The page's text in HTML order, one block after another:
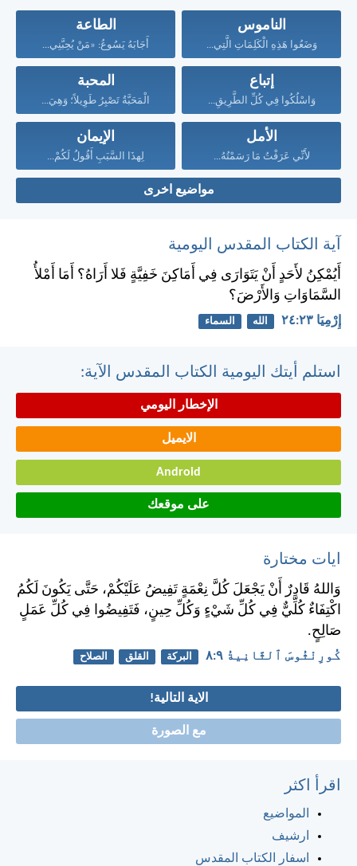
الناموس
وَضَعُوا هَذِهِ الْكَلِمَاتِ الَّتِي...
الطاعة
أَجَابَهُ يَسُوعُ: «مَنْ يُحِبَّنِي...
إتباع
وَاسْلُكُوا فِي كُلِّ الطَّرِيقِ...
المحبة
الْمَحَبَّةُ تَصْبِرُ طَوِيلاً؛ وَهِيَ...
الأمل
لأَنِّي عَرَفْتُ مَا رَسَمْتُهُ...
الإيمان
لِهذَا السَّبَبِ أَقُولُ لَكُمْ...
مواضيع اخرى
آية الكتاب المقدس اليومية
أَيُمْكِنُ لأَحَدٍ أَنْ يَتَوَارَى فِي أَمَاكِنَ خَفِيَّةٍ فَلا أَرَاهُ؟ أَمَا أَمْلأُ
السَّمَاوَاتِ وَالأَرْضَ؟
إِرْمِيَا ٢٣:‏٢٤ الله السماء
استلم أيتك اليومية الكتاب المقدس الآية:
الإخطار اليومي
الايميل
Android
على موقعك
ايات مختارة
وَاللهُ قَادِرٌ أَنْ يَجْعَلَ كُلَّ نِعْمَةٍ تَفِيضُ عَلَيْكُمْ، حَتَّى يَكُونَ لَكُمُ
اكْتِفَاءٌ كُلِّيٌّ فِي كُلِّ شَيْءٍ وَكُلِّ حِينٍ، فَتَفِيضُوا فِي كُلِّ عَمَلٍ
صَالِحٍ.
كُورِنْثُوسَ ٱلثَّانِيةُ ٩:‏٨ البركة القلق الصلاح
الاية التالية!
مع الصورة
اقرأ اكثر
المواضيع
ارشيف
اسفار الكتاب المقدس